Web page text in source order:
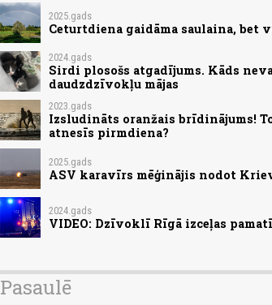
2025.gads
Ceturtdiena gaidāma saulaina, bet
2024.gads
Sirdi plosošs atgadījums. Kāds
daudzdzīvokļu mājas
2023.gads
Izsludināts oranžais brīdinājums!
atnesīs pirmdiena?
2025.gads
ASV karavīrs mēģinājis nodot
2024.gads
VIDEO: Dzīvoklī Rīgā izceļas
Pasaulē